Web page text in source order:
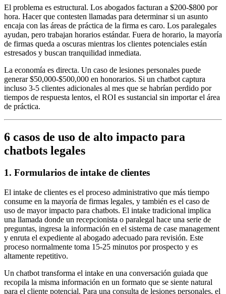
El problema es estructural. Los abogados facturan a $200-$800 por
hora. Hacer que contesten llamadas para determinar si un asunto
encaja con las áreas de práctica de la firma es caro. Los paralegales
ayudan, pero trabajan horarios estándar. Fuera de horario, la mayoría
de firmas queda a oscuras mientras los clientes potenciales están
estresados y buscan tranquilidad inmediata.
La economía es directa. Un caso de lesiones personales puede
generar $50,000-$500,000 en honorarios. Si un chatbot captura
incluso 3-5 clientes adicionales al mes que se habrían perdido por
tiempos de respuesta lentos, el ROI es sustancial sin importar el área
de práctica.
6 casos de uso de alto impacto para
chatbots legales
1. Formularios de intake de clientes
El intake de clientes es el proceso administrativo que más tiempo
consume en la mayoría de firmas legales, y también es el caso de
uso de mayor impacto para chatbots. El intake tradicional implica
una llamada donde un recepcionista o paralegal hace una serie de
preguntas, ingresa la información en el sistema de case management
y enruta el expediente al abogado adecuado para revisión. Este
proceso normalmente toma 15-25 minutos por prospecto y es
altamente repetitivo.
Un chatbot transforma el intake en una conversación guiada que
recopila la misma información en un formato que se siente natural
para el cliente potencial. Para una consulta de lesiones personales, el